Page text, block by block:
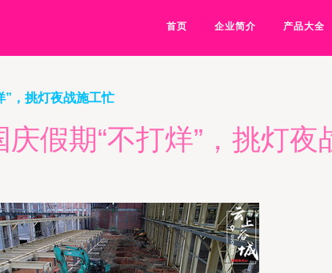
首页 企业简介 产品大全
”，挑灯夜战施工忙
假期“不打烊”，挑灯夜